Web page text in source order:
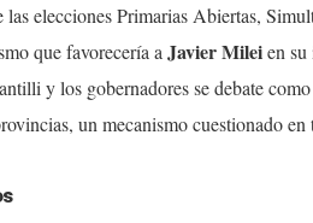
las elecciones Primarias Abiertas,
que favorecería a Javier Mileien
y los gobernadores se debate
un mecanismo cuestionado